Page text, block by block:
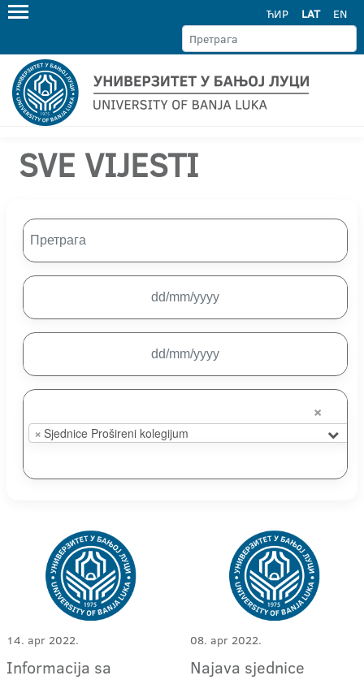
ЋИР LAT EN
SVE VIJESTI
×
× Sjednice Prošireni kolegijum
14. apr 2022.
Informacija sa
08. apr 2022.
Najava sjednice